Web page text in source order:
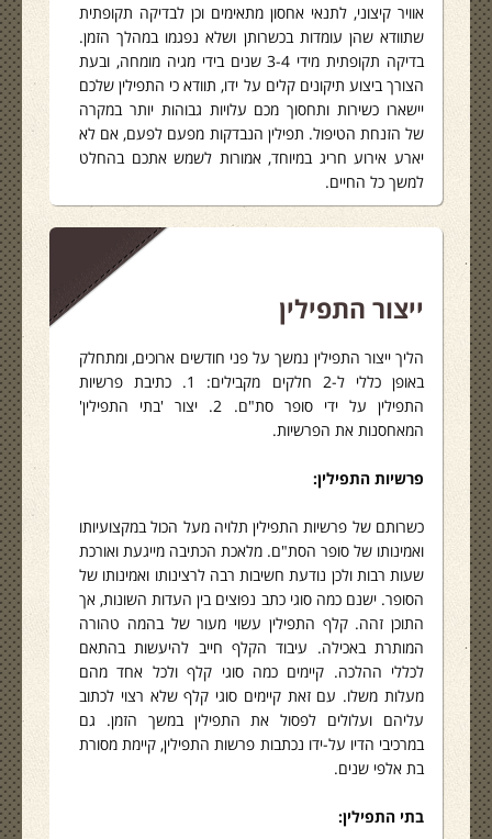
אוויר קיצוני, לתנאי אחסון מתאימים וכן לבדיקה תקופתית
שתוודא שהן עומדות בכשרותן ושלא נפגמו במהלך הזמן.
בדיקה תקופתית מידי 3-4 שנים בידי מגיה מומחה, ובעת
הצורך ביצוע תיקונים קלים על ידו, תוודא כי התפילין שלכם
יישארו כשירות ותחסוך מכם עלויות גבוהות יותר במקרה
של הזנחת הטיפול. תפילין הנבדקות מפעם לפעם, אם לא
יארע אירוע חריג במיוחד, אמורות לשמש אתכם בהחלט
למשך כל החיים.
ייצור התפילין
הליך ייצור התפילין נמשך על פני חודשים ארוכים, ומתחלק
באופן כללי ל-2 חלקים מקבילים: 1. כתיבת פרשיות
התפילין על ידי סופר סת"ם. 2. יצור 'בתי התפילין'
המאחסנות את הפרשיות.
פרשיות התפילין:
כשרותם של פרשיות התפילין תלויה מעל הכול במקצועיותו
ואמינותו של סופר הסת"ם. מלאכת הכתיבה מייגעת ואורכת
שעות רבות ולכן נודעת חשיבות רבה לרצינותו ואמינותו של
הסופר. ישנם כמה סוגי כתב נפוצים בין העדות השונות, אך
התוכן זהה. קלף התפילין עשוי מעור של בהמה טהורה
המותרת באכילה. עיבוד הקלף חייב להיעשות בהתאם
לכללי ההלכה. קיימים כמה סוגי קלף ולכל אחד מהם
מעלות משלו. עם זאת קיימים סוגי קלף שלא רצוי לכתוב
עליהם ועלולים לפסול את התפילין במשך הזמן. גם
במרכיבי הדיו על-ידו נכתבות פרשות התפילין, קיימת מסורת
בת אלפי שנים.
בתי התפילין: